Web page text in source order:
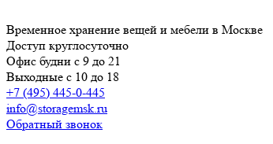
Временное хранение вещей и мебели в Москве
Доступ круглосуточно
Офис будни с 9 до 21
Выходные с 10 до 18
+7 (495) 445-0-445
info@storagemsk.ru
Обратный звонок